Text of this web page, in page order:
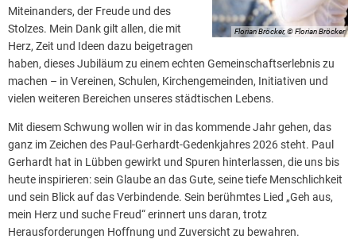
Florian Bröcker, © Florian Bröcker
Miteinanders, der Freude und des
Stolzes. Mein Dank gilt allen, die mit
Herz, Zeit und Ideen dazu beigetragen
haben, dieses Jubiläum zu einem echten Gemeinschaftserlebnis zu
machen – in Vereinen, Schulen, Kirchengemeinden, Initiativen und
vielen weiteren Bereichen unseres städtischen Lebens.
Mit diesem Schwung wollen wir in das kommende Jahr gehen, das
ganz im Zeichen des Paul-Gerhardt-Gedenkjahres 2026 steht. Paul
Gerhardt hat in Lübben gewirkt und Spuren hinterlassen, die uns bis
heute inspirieren: sein Glaube an das Gute, seine tiefe Menschlichkeit
und sein Blick auf das Verbindende. Sein berühmtes Lied „Geh aus,
mein Herz und suche Freud“ erinnert uns daran, trotz
Herausforderungen Hoffnung und Zuversicht zu bewahren.